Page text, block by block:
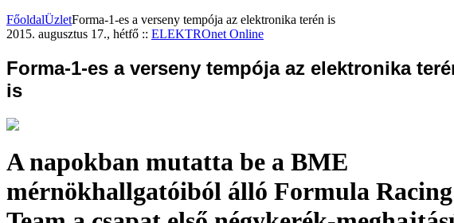
FőoldalÜzletForma-1-es a verseny tempója az elektronika terén is
2015. augusztus 17., hétfő :: ELEKTROnet Online
Forma-1-es a verseny tempója az elektronika
is
A napokban mutatta be a BME
mérnökhallgatóiból álló Formula Racing